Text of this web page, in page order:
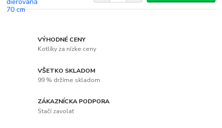
VÝHODNÉ CENY
Kotlíky za nízke ceny
VŠETKO SKLADOM
99 % držíme skladom
ZÁKAZNÍCKA PODPORA
Stačí zavolať